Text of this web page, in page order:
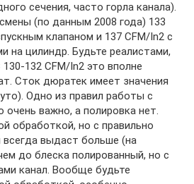
сечения, часто горла канала).
(по данным 2008 года) 133
клапаном и 137 CFM/In2 с
на цилиндр. Будьте реалистами,
132 CFM/In2 это вполне
Сток дюратек имеет значения
Одно из правил работы с
важно, а полировка нет.
обработкой, но с правильно
выдаст больше (на
до блеска полированный, но с
канал. Вообще будьте